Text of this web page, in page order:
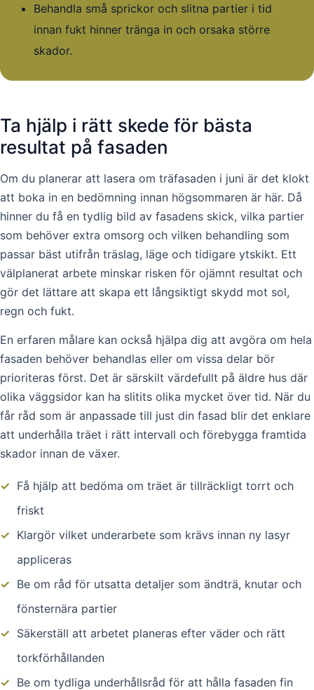
Behandla små sprickor och slitna partier i tid
innan fukt hinner tränga in och orsaka större
skador.
Ta hjälp i rätt skede för bästa
resultat på fasaden
Om du planerar att lasera om träfasaden i juni är det klokt
att boka in en bedömning innan högsommaren är här. Då
hinner du få en tydlig bild av fasadens skick, vilka partier
som behöver extra omsorg och vilken behandling som
passar bäst utifrån träslag, läge och tidigare ytskikt. Ett
välplanerat arbete minskar risken för ojämnt resultat och
gör det lättare att skapa ett långsiktigt skydd mot sol,
regn och fukt.
En erfaren målare kan också hjälpa dig att avgöra om hela
fasaden behöver behandlas eller om vissa delar bör
prioriteras först. Det är särskilt värdefullt på äldre hus där
olika väggsidor kan ha slitits olika mycket över tid. När du
får råd som är anpassade till just din fasad blir det enklare
att underhålla träet i rätt intervall och förebygga framtida
skador innan de växer.
✓ Få hjälp att bedöma om träet är tillräckligt torrt och
friskt
✓ Klargör vilket underarbete som krävs innan ny lasyr
appliceras
✓ Be om råd för utsatta detaljer som ändträ, knutar och
fönsternära partier
✓ Säkerställ att arbetet planeras efter väder och rätt
torkförhållanden
✓ Be om tydliga underhållsråd för att hålla fasaden fin